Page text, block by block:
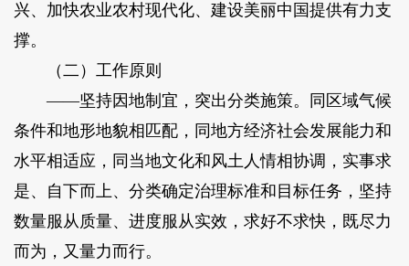
兴、加快农业农村现代化、建设美丽中国提供有力支
撑。
（二）工作原则
——坚持因地制宜，突出分类施策。同区域气候
条件和地形地貌相匹配，同地方经济社会发展能力和
水平相适应，同当地文化和风土人情相协调，实事求
是、自下而上、分类确定治理标准和目标任务，坚持
数量服从质量、进度服从实效，求好不求快，既尽力
而为，又量力而行。